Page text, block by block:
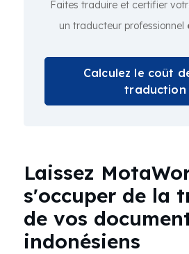
Faites traduire et certifier
un traducteur professionnel
Calculez le coût
traduction
Laissez
s'occuper de la
de vos
indonésiens